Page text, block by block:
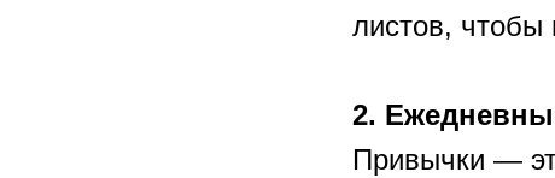
листов, чтобы
2.
Привычки —